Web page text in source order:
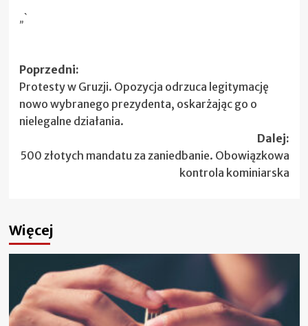
„`
Zobacz
wpisy
Poprzedni:
Protesty w Gruzji. Opozycja odrzuca legitymację
nowo wybranego prezydenta, oskarżając go o
nielegalne działania.
Dalej:
500 złotych mandatu za zaniedbanie. Obowiązkowa
kontrola kominiarska
Więcej